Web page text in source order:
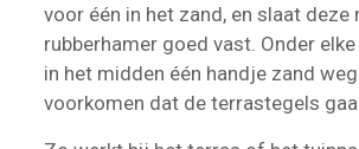
voor één in het zand, en slaat deze
rubberhamer goed vast. Onder
in het midden één handje zand
voorkomen dat de terrastegels